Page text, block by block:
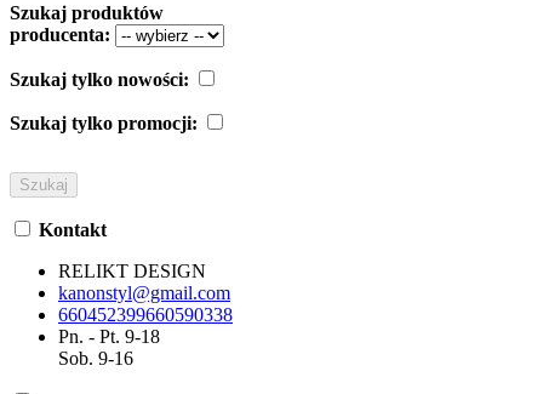
Szukaj produktów
producenta:
Szukaj tylko nowości:
Szukaj tylko promocji:
Kontakt
RELIKT DESIGN
kanonstyl@gmail.com
660452399660590338
Pn. - Pt. 9-18
Sob. 9-16